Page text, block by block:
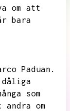
om att
bara
Paduan.
som
om